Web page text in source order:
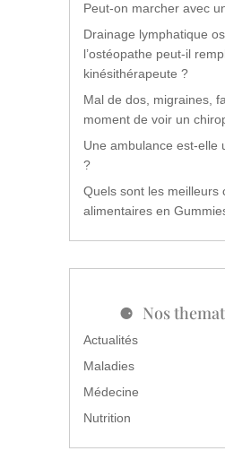
Peut-on marcher avec
Drainage lymphatique
l’ostéopathe peut-il
kinésithérapeute ?
Mal de dos, migraines,
moment de voir un
Une ambulance est-elle
?
Quels sont les meilleurs
alimentaires en
Nos
Actualités
Maladies
Médecine
Nutrition